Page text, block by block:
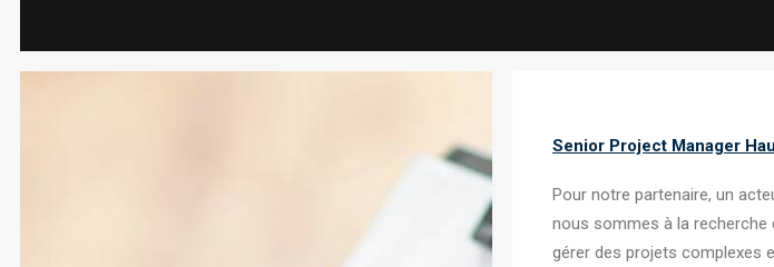
Senior Project Manager
Pour notre partenaire, un
nous sommes à la recherche
gérer des projets complexes